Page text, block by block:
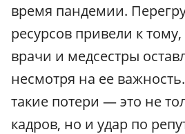
время пандемии.
ресурсов привели к
врачи и медсестры
несмотря на ее
такие потери — это не
кадров, но и удар по